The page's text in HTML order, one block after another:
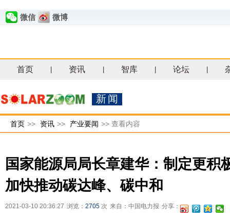
微信 微博
首页 资讯 智库 论坛
新闻
首页 >> 资讯 >> 产业要闻 >> 查看内容
国家能源局局长章建华：制定更积
加快推动碳达峰、碳中和
2021-03-10 20:36:27 浏览： 2705 次 来自：中国电力报 分享：